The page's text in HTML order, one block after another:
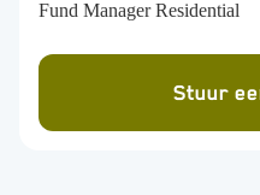
Fund Manager Residential
Stuur